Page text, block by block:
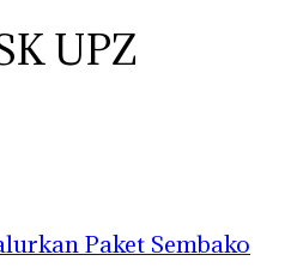
UPZ
Paket Sembako